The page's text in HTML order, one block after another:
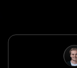
unermüdlichen